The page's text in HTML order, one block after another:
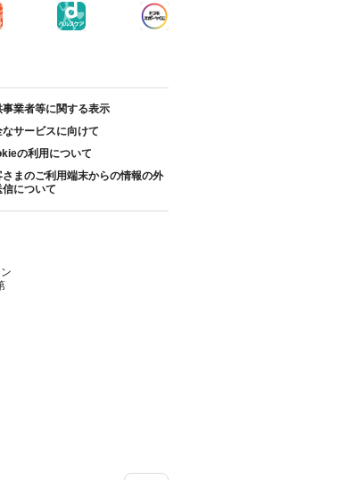
事業者等に関する表示
なサービスに向けて
の利用について
さまのご利用端末からの情報の外
信について